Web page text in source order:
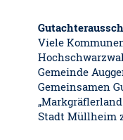
Viele
Gemeinde
Gemeinsamen
Stadt Müllheim